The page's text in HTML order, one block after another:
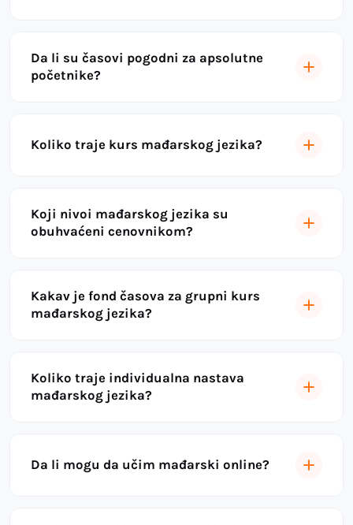
Da li su časovi pogodni za apsolutne
početnike?
Koliko traje kurs mađarskog jezika?
Koji nivoi mađarskog jezika su
obuhvaćeni cenovnikom?
Kakav je fond časova za grupni kurs
mađarskog jezika?
Koliko traje individualna nastava
mađarskog jezika?
Da li mogu da učim mađarski online?